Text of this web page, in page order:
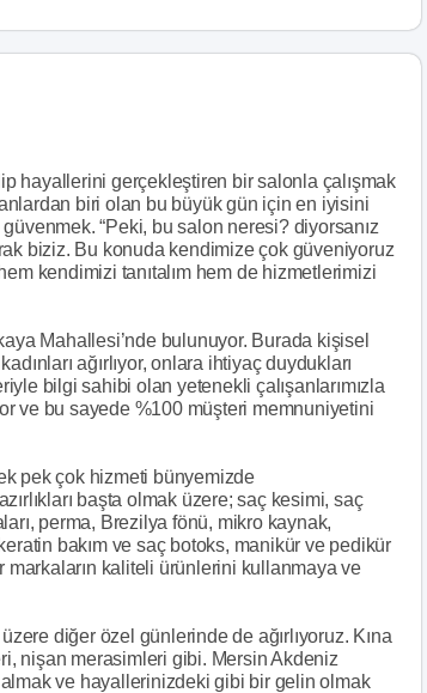
hayallerini gerçekleştiren bir salonla çalışmak
biri olan bu büyük gün için en iyisini
“Peki, bu salon neresi? diyorsanız
biziz. Bu konuda kendimize çok güveniyoruz
kendimizi tanıtalım hem de hizmetlerimizi
Mahallesi’nde bulunuyor. Burada kişisel
ağırlıyor, onlara ihtiyaç duydukları
bilgi sahibi olan yetenekli çalışanlarımızla
ve bu sayede %100 müşteri memnuniyetini
pek çok hizmeti bünyemizde
başta olmak üzere; saç kesimi, saç
perma, Brezilya fönü, mikro kaynak,
bakım ve saç botoks, manikür ve pedikür
kaliteli ürünlerini kullanmaya ve
diğer özel günlerinde de ağırlıyoruz. Kına
nişan merasimleri gibi. Mersin Akdeniz
almak ve hayallerinizdeki gibi bir gelin olmak